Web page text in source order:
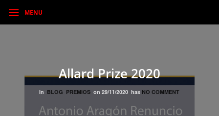
MENU
Allard Prize 2020
In BLOG PREMIOS on29/11/2020 has NO COMMENT